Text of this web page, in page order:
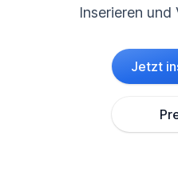
Inserieren
Jetzt